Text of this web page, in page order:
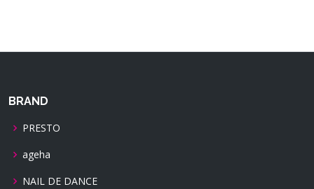
BRAND
PRESTO
ageha
NAIL DE DANCE